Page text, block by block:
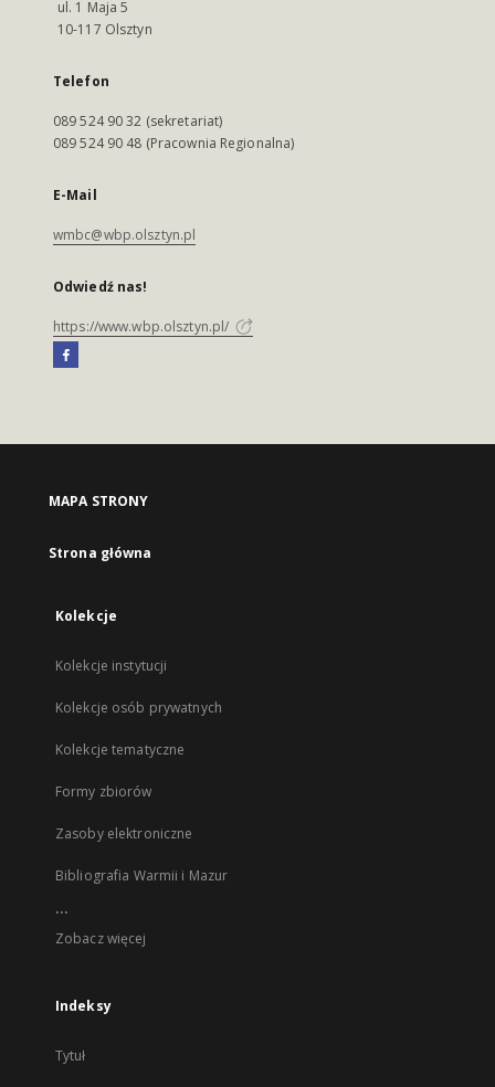
ul. 1 Maja 5
10-117 Olsztyn
Telefon
089 524 90 32 (sekretariat)
089 524 90 48 (Pracownia Regionalna)
E-Mail
wmbc@wbp.olsztyn.pl
Odwiedź nas!
https://www.wbp.olsztyn.pl/
MAPA STRONY
Strona główna
Kolekcje
Kolekcje instytucji
Kolekcje osób prywatnych
Kolekcje tematyczne
Formy zbiorów
Zasoby elektroniczne
Bibliografia Warmii i Mazur
...
Zobacz więcej
Indeksy
Tytuł